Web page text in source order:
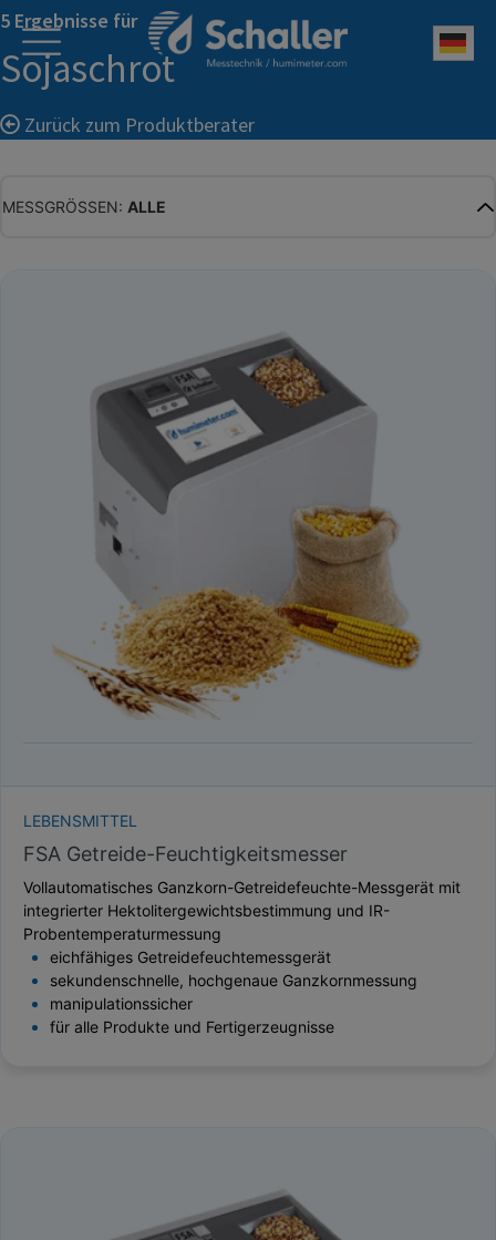
5 Ergebnisse für
Sojaschrot
Zurück zum Produktberater
MESSGRÖSSEN: ALLE
ABSOLUTE FEUCHTE
TEMPERATUR
GLEICHGEWICHTSFEUCHTE
WASSERAKTIVITÄT
TROCKENSUBSTANZ
HEKTOLITERGEWICHT
TAUPUNKT
SCHÜTTDICHTE
GEWICHT / MASSE
LEBENSMITTEL
FSA Getreide-Feuchtigkeitsmesser
Vollautomatisches Ganzkorn-Getreidefeuchte-Messgerät mit
integrierter Hektolitergewichtsbestimmung und IR-
Probentemperaturmessung
eichfähiges Getreidefeuchtemessgerät
sekundenschnelle, hochgenaue Ganzkornmessung
manipulationssicher
für alle Produkte und Fertigerzeugnisse